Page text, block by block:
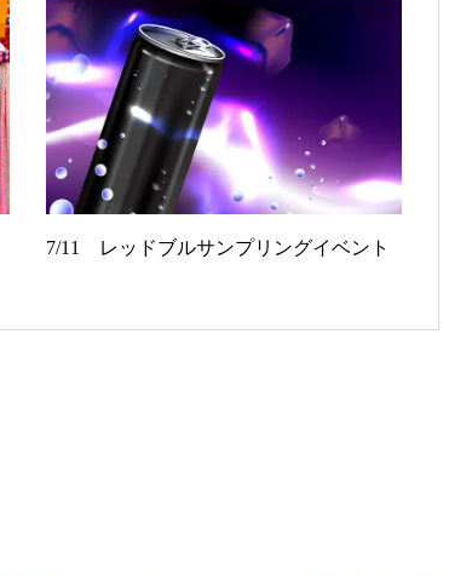
7/11 レッドブルサンプリングイベント